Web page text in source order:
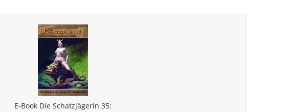
E-Book Die Schatzjägerin 35: